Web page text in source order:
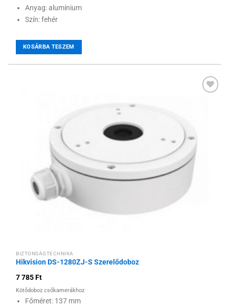
Anyag: alumínium
Szín: fehér
KOSÁRBA TESZEM
BIZTONSÁGTECHNIKA
Hikvision DS-1280ZJ-S Szerelődoboz
7 785Ft
Kötődoboz csőkamerákhoz
Főméret: 137 mm